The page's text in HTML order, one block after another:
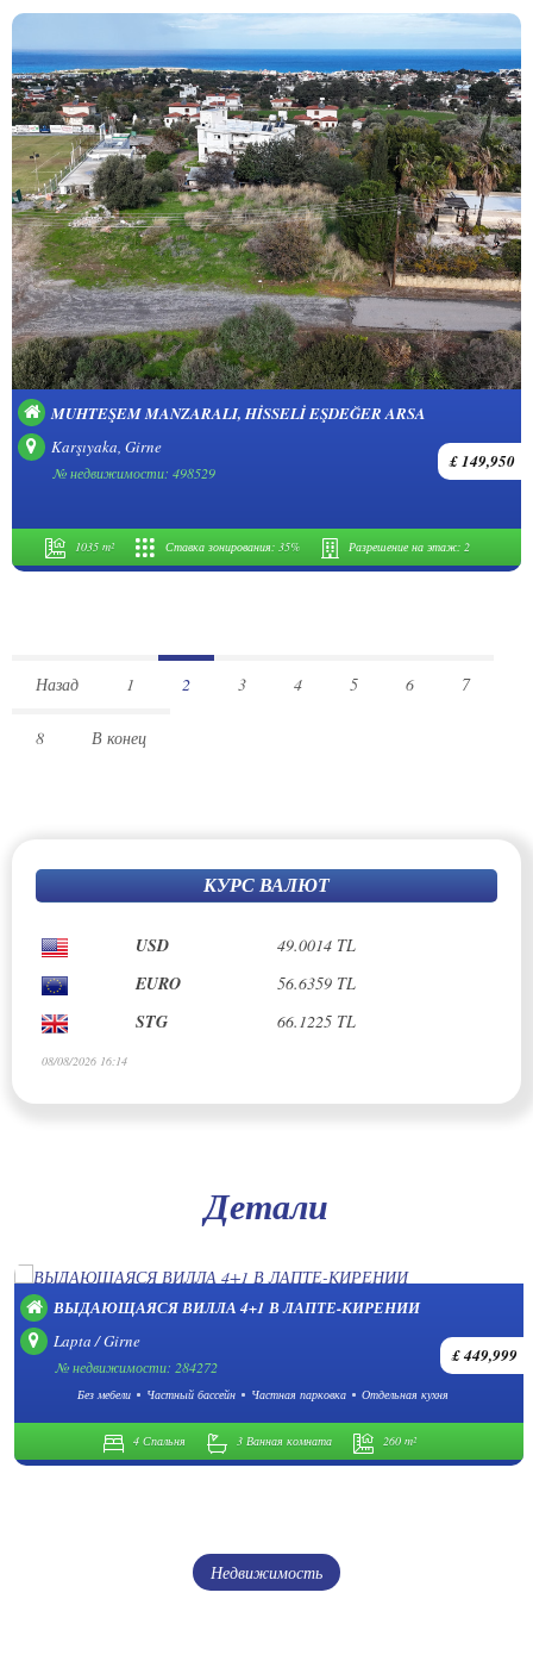
MUHTEŞEM MANZARALI, HISSELI EŞDEĞER ARSA
Karşıyaka, Girne
£ 149,950
№ недвижимости: 498529
1035 m² Ставка зонирования: 35% Разрешение на этаж: 2
Назад 1 2 3 4 5 6 7
8 В конец
КУРС ВАЛЮТ
USD 49.0014 TL
EURO 56.6359 TL
STG 66.1225 TL
08/08/2026 16:14
Детали
ВЫДАЮЩАЯСЯ ВИЛЛА 4+1 В ЛАПТЕ-КИРЕНИИ
Lapta / Girne
£ 449,999
№ недвижимости: 284272
Без мебели Частный бассейн Частная парковка Отдельная кухня
4 Спальня 3 Ванная комната 260 m²
Недвижимость